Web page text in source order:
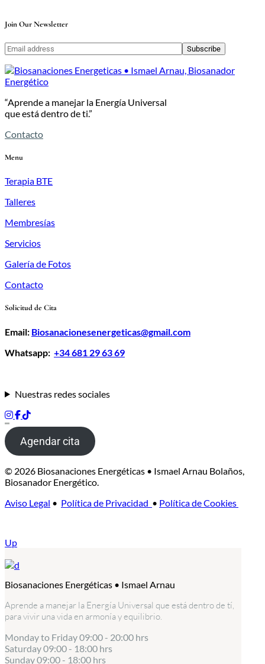
Join Our Newsletter
Subscribe
“Aprende a manejar la Energía Universal
que está dentro de ti.”
Contacto
Menu
Terapia BTE
Talleres
Membresías
Servicios
Galería de Fotos
Contacto
Solicitud de Cita
Email: Biosanacionesenergeticas@gmail.com
Whatsapp: +34 681 29 63 69
Nuestras redes sociales
Agendar cita
© 2026 Biosanaciones Energéticas • Ismael Arnau Bolaños,
Biosanador Energético.
Aviso Legal • Política de Privacidad • Política de Cookies
Up
Biosanaciones Energéticas • Ismael Arnau
Aprende a manejar la Energía Universal que está dentro de tí,
para vivir una vida en armonía y equilibrio.
Monday to Friday09:00 - 20:00 hrs
Saturday09:00 - 18:00 hrs
Sunday09:00 - 18:00 hrs